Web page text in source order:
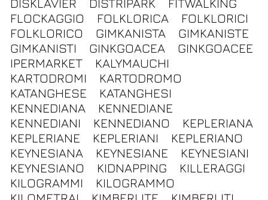
DISKLAVIER
DISTRIPARK
FITWALKING
FLOCKAGGIO
FOLKLORICA
FOLKLORICI
FOLKLORICO
GIMKANISTA
GIMKANISTE
GIMKANISTI
GINKGOACEA
GINKGOACEE
IPERMARKET
KALYMAUCHI
KARTODROMI
KARTODROMO
KATANGHESE
KATANGHESI
KENNEDIANA
KENNEDIANE
KENNEDIANI
KENNEDIANO
KEPLERIANA
KEPLERIANE
KEPLERIANI
KEPLERIANO
KEYNESIANA
KEYNESIANE
KEYNESIANI
KEYNESIANO
KIDNAPPING
KILLERAGGI
KILOGRAMMI
KILOGRAMMO